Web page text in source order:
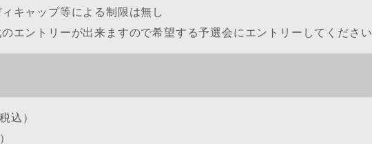
キャップ等による制限は無し
エントリーが出来ますので希望する予選会にエントリーしてください
込）